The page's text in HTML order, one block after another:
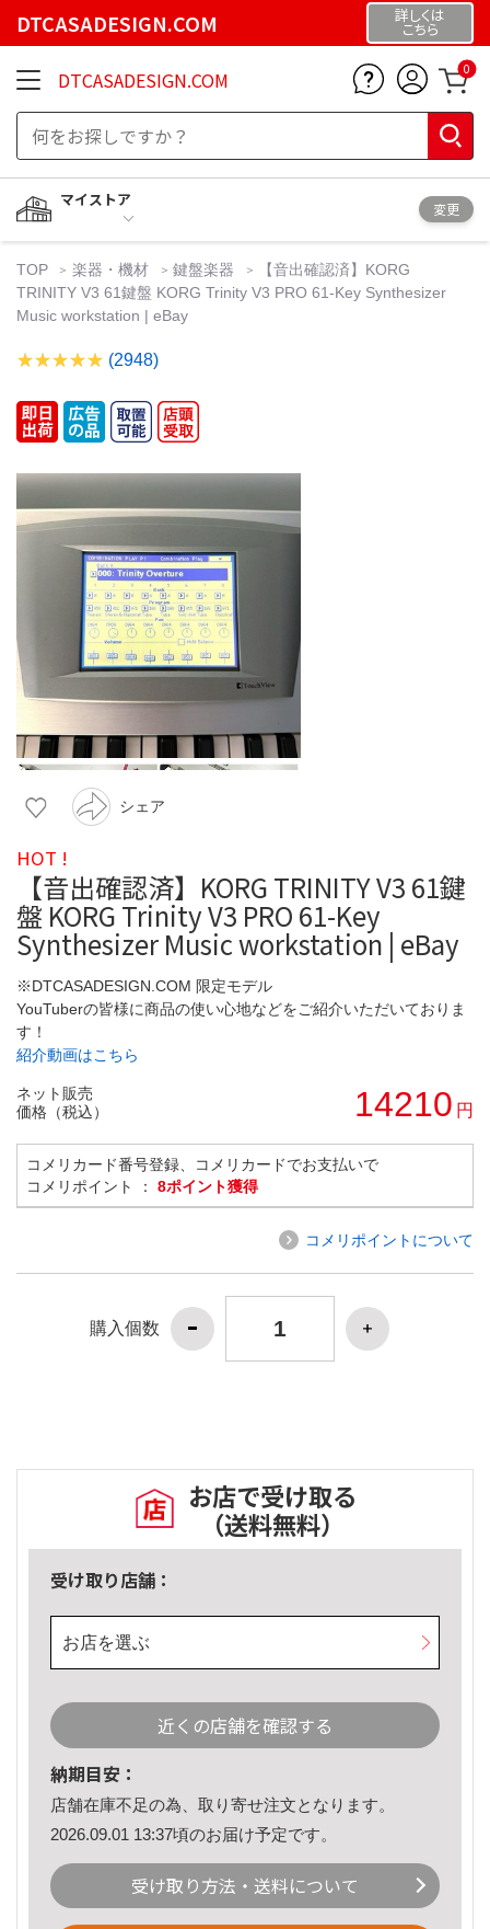
DTCASADESIGN.COM 詳しくは
こちら
DTCASADESIGN.COM 0
マイストア
変更
TOP 楽器・機材 鍵盤楽器
【音出確認済】KORG
TRINITY V3 61鍵盤 KORG Trinity V3 PRO 61-Key Synthesizer
Music workstation | eBay
(2948)
シェア
HOT !
【音出確認済】KORG TRINITY V3 61鍵
盤 KORG Trinity V3 PRO 61-Key
Synthesizer Music workstation | eBay
※DTCASADESIGN.COM 限定モデル
YouTuberの皆様に商品の使い心地などをご紹介いただいておりま
す！
紹介動画はこちら
ネット販売
価格（税込）
14210 円
コメリカード番号登録、コメリカードでお支払いで
コメリポイント ： 8ポイント獲得
コメリポイントについて
購入個数
お店で受け取る
（送料無料）
受け取り店舗：
お店を選ぶ
近くの店舗を確認する
納期目安：
店舗在庫不足の為、取り寄せ注文となります。
2026.09.01 13:37頃のお届け予定です。
受け取り方法・送料について